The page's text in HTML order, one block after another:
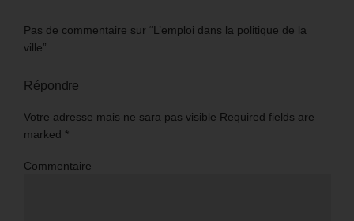
Pas de commentaire sur “L’emploi dans la politique de la
ville”
Répondre
Votre adresse mais ne sara pas visible Required fields are
marked *
Commentaire